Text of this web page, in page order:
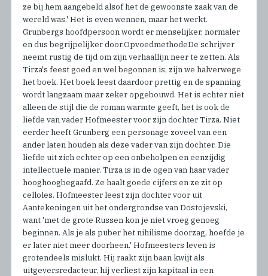
ze bij hem aangebeld alsof het de gewoonste zaak van de
wereld was.' Het is even wennen, maar het werkt.
Grunbergs hoofdpersoon wordt er menselijker, normaler
en dus begrijpelijker door.OpvoedmethodeDe schrijver
neemt rustig de tijd om zijn verhaallijn neer te zetten. Als
Tirza's feest goed en wel begonnen is, zijn we halverwege
het boek. Het boek leest daardoor prettig en de spanning
wordt langzaam maar zeker opgebouwd. Het is echter niet
alleen de stijl die de roman warmte geeft, het is ook de
liefde van vader Hofmeester voor zijn dochter Tirza. Niet
eerder heeft Grunberg een personage zoveel van een
ander laten houden als deze vader van zijn dochter. Die
liefde uit zich echter op een onbeholpen en eenzijdig
intellectuele manier. Tirza is in de ogen van haar vader
hooghoogbegaafd. Ze haalt goede cijfers en ze zit op
celloles. Hofmeester leest zijn dochter voor uit
Aantekeningen uit het ondergrondse van Dostojevski,
want 'met de grote Russen kon je niet vroeg genoeg
beginnen. Als je als puber het nihilisme doorzag, hoefde je
er later niet meer doorheen.' Hofmeesters leven is
grotendeels mislukt. Hij raakt zijn baan kwijt als
uitgeversredacteur, hij verliest zijn kapitaal in een